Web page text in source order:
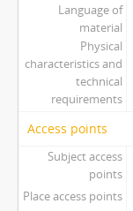
Language of
material
Physical
characteristics and
technical
requirements
Access points
Subject access
points
Place access points